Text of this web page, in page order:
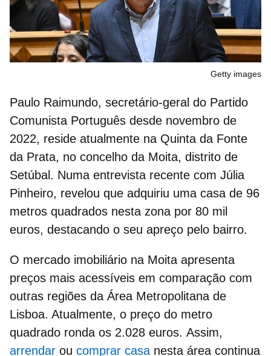
Getty images
Paulo Raimundo, secretário-geral do Partido
Comunista Português desde novembro de
2022, reside atualmente na Quinta da Fonte
da Prata, no concelho da Moita, distrito de
Setúbal. Numa entrevista recente com Júlia
Pinheiro, revelou que adquiriu uma casa de 96
metros quadrados nesta zona por 80 mil
euros, destacando o seu apreço pelo bairro.
O mercado imobiliário na Moita apresenta
preços mais acessíveis em comparação com
outras regiões da Área Metropolitana de
Lisboa. Atualmente, o preço do metro
quadrado ronda os 2.028 euros. Assim,
arrendar ou comprar casa nesta área continua